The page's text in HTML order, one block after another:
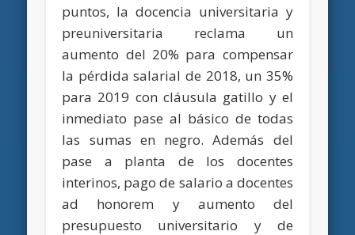
puntos, la docencia universitaria y
preuniversitaria reclama un
aumento del 20% para compensar
la pérdida salarial de 2018, un 35%
para 2019 con cláusula gatillo y el
inmediato pase al básico de todas
las sumas en negro. Además del
pase a planta de los docentes
interinos, pago de salario a docentes
ad honorem y aumento del
presupuesto universitario y de